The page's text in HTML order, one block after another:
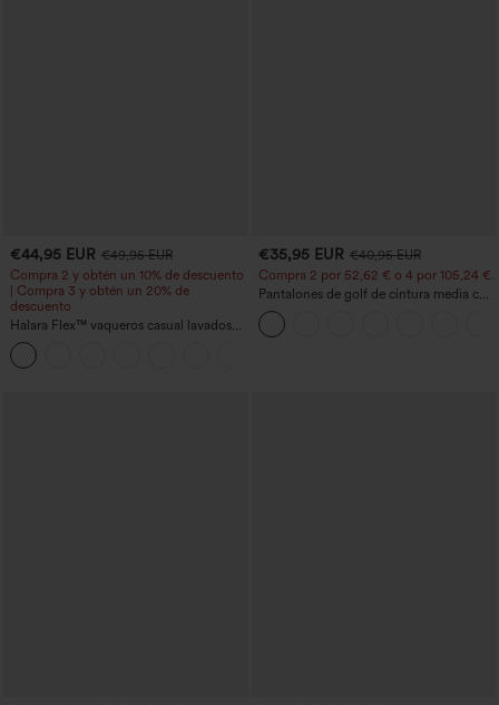
€44,95 EUR €49,95 EUR
Compra 2 y obtén un 10% de descuento
| Compra 3 y obtén un 20% de
descuento
Halara Flex™ vaqueros casual lavados
asimétricos de tiro bajo con bolsillos
con cremallera, corte baggy y pierna
ancha
€35,95 EUR €40,95 EUR
Compra 2 por 52,62 € o 4 por 105,24 €.
Pantalones de golf de cintura media con
cordón, dobladillo curvo, secado rápido,
de corte cónico y con bolsillos - UPF40+